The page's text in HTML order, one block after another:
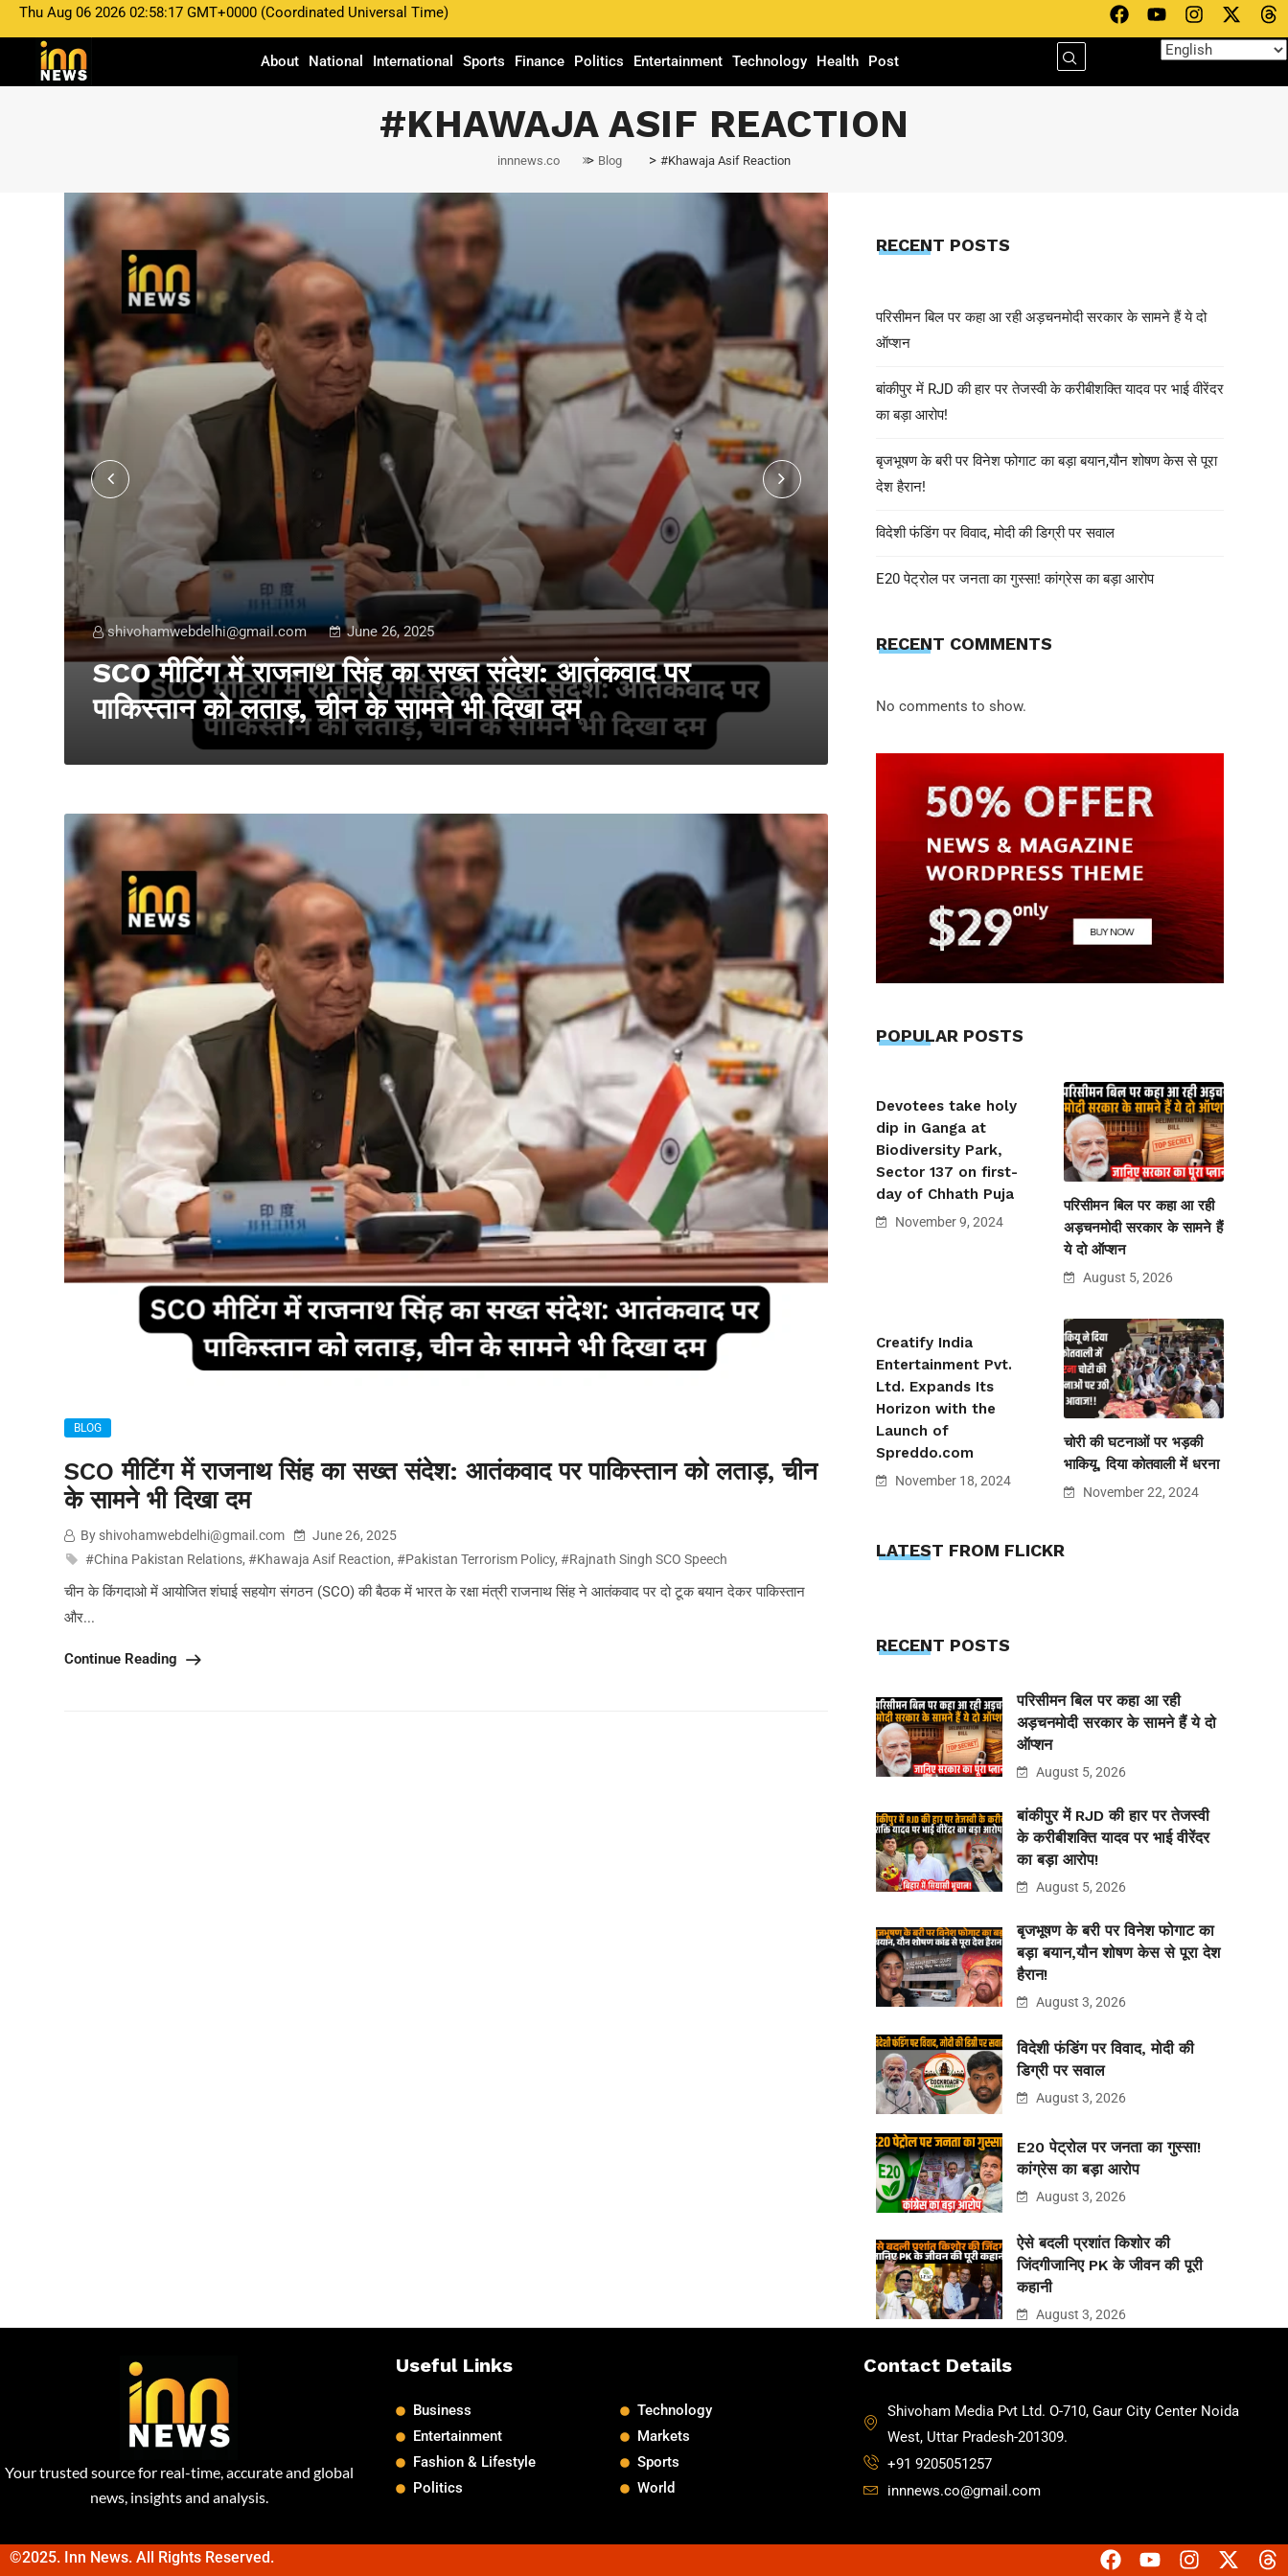
Thu Aug 06 2026 02:58:17 GMT+0000 (Coordinated Universal Time)
About National International Sports Finance Politics Entertainment Technology Health Post
#KHAWAJA ASIF REACTION
innnews.co > Blog > #Khawaja Asif Reaction
shivohamwebdelhi@gmail.com June 26, 2025
SCO मीटिंग में राजनाथ सिंह का सख्त संदेश: आतंकवाद पर
पाकिस्तान को लताड़, चीन के सामने भी दिखा दम
पाकिस्तान को लताड़, चीन के सामने भी
BLOG
SCO मीटिंग में राजनाथ सिंह का सख्त संदेश: आतंकवाद पर पाकिस्तान को लताड़, चीन
के सामने भी दिखा दम
By shivohamwebdelhi@gmail.com
June 26, 2025
#China Pakistan Relations, #Khawaja Asif Reaction, #Pakistan Terrorism Policy, #Rajnath Singh SCO Speech
चीन के किंगदाओ में आयोजित शंघाई सहयोग संगठन (SCO) की बैठक में भारत के रक्षा मंत्री राजनाथ सिंह ने आतंकवाद पर दो टूक बयान देकर पाकिस्तान
और...
Continue Reading
RECENT POSTS
परिसीमन बिल पर कहा आ रही अड़चनमोदी सरकार के सामने हैं ये दो
ऑप्शन
बांकीपुर में RJD की हार पर तेजस्वी के करीबीशक्ति यादव पर भाई वीरेंदर
का बड़ा आरोप!
बृजभूषण के बरी पर विनेश फोगाट का बड़ा बयान,यौन शोषण केस से पूरा
देश हैरान!
विदेशी फंडिंग पर विवाद, मोदी की डिग्री पर सवाल
E20 पेट्रोल पर जनता का गुस्सा! कांग्रेस का बड़ा आरोप
RECENT COMMENTS
No comments to show.
POPULAR POSTS
Devotees take holy
dip in Ganga at
Biodiversity Park,
Sector 137 on first-
day of Chhath Puja
November 9, 2024
परिसीमन बिल पर कहा आ रही
अड़चनमोदी सरकार के सामने हैं
ये दो ऑप्शन
August 5, 2026
Creatify India
Entertainment Pvt.
Ltd. Expands Its
Horizon with the
Launch of
Spreddo.com
November 18, 2024
चोरी की घटनाओं पर भड़की
भाकियू, दिया कोतवाली में धरना
November 22, 2024
LATEST FROM FLICKR
RECENT POSTS
परिसीमन बिल पर कहा आ रही
अड़चनमोदी सरकार के सामने हैं ये दो
ऑप्शन
August 5, 2026
बांकीपुर में RJD की हार पर तेजस्वी
के करीबीशक्ति यादव पर भाई वीरेंदर
का बड़ा आरोप!
August 5, 2026
बृजभूषण के बरी पर विनेश फोगाट का
बड़ा बयान,यौन शोषण केस से पूरा देश
हैरान!
August 3, 2026
विदेशी फंडिंग पर विवाद, मोदी की
डिग्री पर सवाल
August 3, 2026
E20 पेट्रोल पर जनता का गुस्सा!
कांग्रेस का बड़ा आरोप
August 3, 2026
ऐसे बदली प्रशांत किशोर की
जिंदगीजानिए PK के जीवन की पूरी
कहानी
August 3, 2026
Your trusted source for real-time, accurate and global
news, insights and analysis.
Useful Links
Business
Entertainment
Fashion & Lifestyle
Politics
Technology
Markets
Sports
World
Contact Details
Shivoham Media Pvt Ltd. O-710, Gaur City Center Noida
West, Uttar Pradesh-201309.
+91 9205051257
innnews.co@gmail.com
©2025. Inn News. All Rights Reserved.